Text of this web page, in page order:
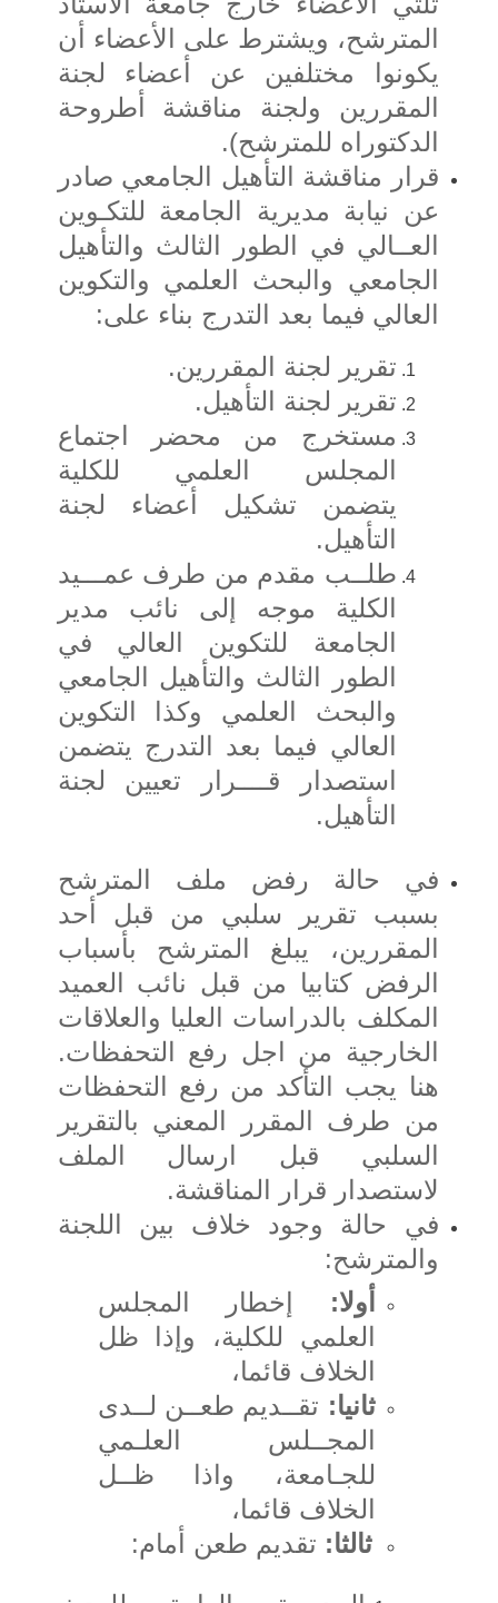
المترشح، ويشترط على الأعضاء أن
يكونوا مختلفين عن أعضاء لجنة
المقررين ولجنة مناقشة أطروحة
الدكتوراه للمترشح).
قرار مناقشة التأهيل الجامعي صادر
عن نيابة مديرية الجامعة للتكـوين
العــالي في الطور الثالث والتأهيل
الجامعي والبحث العلمي والتكوين
العالي فيما بعد التدرج بناء على:
تقرير لجنة المقررين.
تقرير لجنة التأهيل.
مستخرج من محضر اجتماع
المجلس العلمي للكلية
يتضمن تشكيل أعضاء لجنة
التأهيل.
طلــب مقدم من طرف عمـــيد
الكلية موجه إلى نائب مدير
الجامعة للتكوين العالي في
الطور الثالث والتأهيل الجامعي
والبحث العلمي وكذا التكوين
العالي فيما بعد التدرج يتضمن
استصدار قــــرار تعيين لجنة
التأهيل.
في حالة رفض ملف المترشح
بسبب تقرير سلبي من قبل أحد
المقررين، يبلغ المترشح بأسباب
الرفض كتابيا من قبل نائب العميد
المكلف بالدراسات العليا والعلاقات
الخارجية من اجل رفع التحفظات.
هنا يجب التأكد من رفع التحفظات
من طرف المقرر المعني بالتقرير
السلبي قبل ارسال الملف
لاستصدار قرار المناقشة.
في حالة وجود خلاف بين اللجنة
والمترشح:
أولا: إخطار المجلس
العلمي للكلية، وإذا ظل
الخلاف قائما،
ثانيا: تقــديم طعــن لــدى
المجــلس العلـمي
للجـامعة، واذا ظــل
الخلاف قائما،
ثالثا: تقديم طعن أمام: